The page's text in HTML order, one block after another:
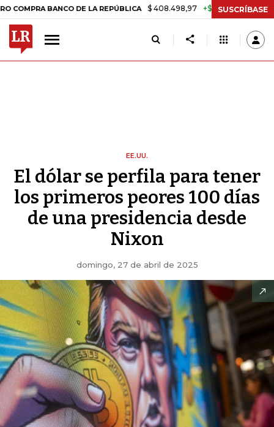
BANCO DE LA REPÚBLICA $ 408.498,97 +$ 8.753,81 +2,19%
SUSCRÍBASE
EE.UU.
El dólar se perfila para tener
los primeros peores 100 días
de una presidencia desde
Nixon
domingo, 27 de abril de 2025